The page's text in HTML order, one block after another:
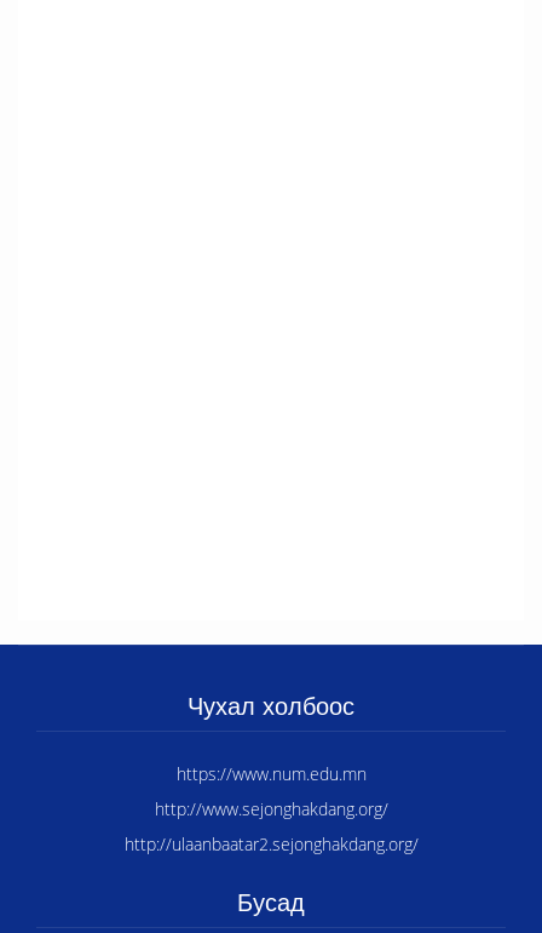
Чухал холбоос
https://www.num.edu.mn
http://www.sejonghakdang.org/
http://ulaanbaatar2.sejonghakdang.org/
Бусад